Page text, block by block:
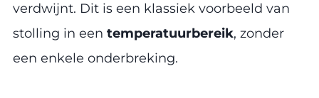
verdwijnt. Dit is een klassiek voorbeeld van
stolling in een temperatuurbereik, zonder
een enkele onderbreking.